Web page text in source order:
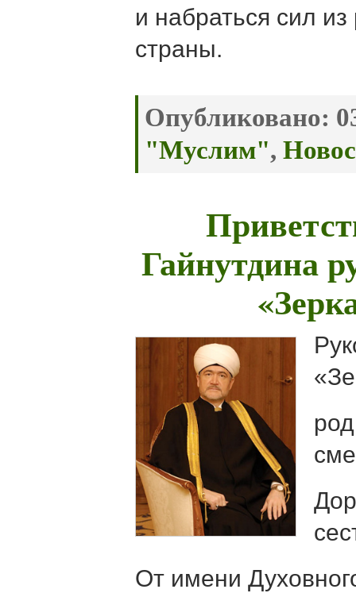
и набраться сил
страны.
Опубликовано:
"Муслим",
Гайнутдина
От имени